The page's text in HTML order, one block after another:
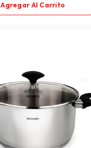
Agregar Al Carrito